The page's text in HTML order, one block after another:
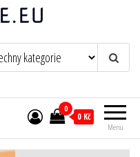
Woman
Táboření, Military, Survival, Pro
muže i ženy
Menu
0
0 Kč